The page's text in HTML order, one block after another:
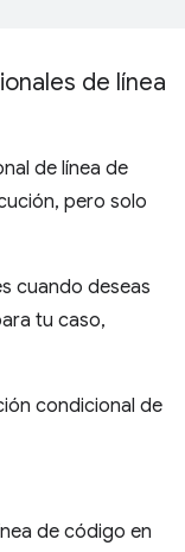
de línea
de línea de
pero solo
cuando deseas
tu caso,
condicional de
de código en